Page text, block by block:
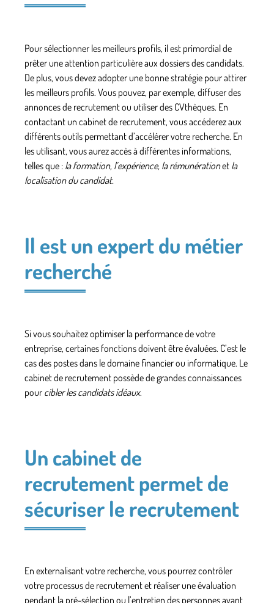
Pour sélectionner les meilleurs profils, il est primordial de
prêter une attention particulière aux dossiers des candidats.
De plus, vous devez adopter une bonne stratégie pour attirer
les meilleurs profils. Vous pouvez, par exemple, diffuser des
annonces de recrutement ou utiliser des CVthèques. En
contactant un cabinet de recrutement, vous accéderez aux
différents outils permettant d’accélérer votre recherche. En
les utilisant, vous aurez accès à différentes informations,
telles que : la formation, l’expérience, la rémunérationet la
localisation du candidat.
Il est un expert du métier
recherché
Si vous souhaitezoptimiser la performance de votre
entreprise, certaines fonctions doivent être évaluées. C’est le
cas des postes dans le domaine financier ou informatique. Le
cabinet de recrutement possède de grandes connaissances
pour cibler les candidats idéaux.
Un cabinet de
recrutement permet de
sécuriser le recrutement
En externalisant votre recherche, vous pourrezcontrôler
votre processus de recrutementet réaliser une évaluation
pendant la pré-sélection ou l’entretien des personnes ayant